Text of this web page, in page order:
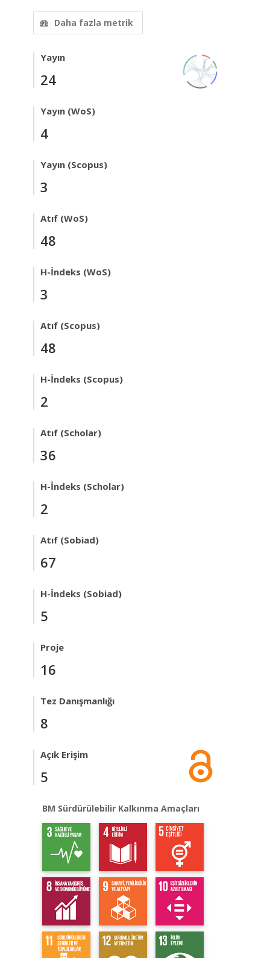
Daha fazla metrik
Yayın
24
Yayın (WoS)
4
Yayın (Scopus)
3
Atıf (WoS)
48
H-İndeks (WoS)
3
Atıf (Scopus)
48
H-İndeks (Scopus)
2
Atıf (Scholar)
36
H-İndeks (Scholar)
2
Atıf (Sobiad)
67
H-İndeks (Sobiad)
5
Proje
16
Tez Danışmanlığı
8
Açık Erişim
5
BM Sürdürülebilir Kalkınma Amaçları